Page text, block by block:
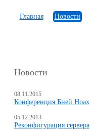
Главная Новости
Новости
08.11.2015
Конференция Бней Ноах
05.12.2013
Реконфигурация сервера